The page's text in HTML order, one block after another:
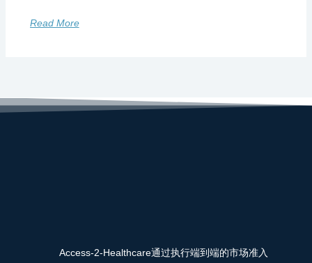
Read More
Access-2-Healthcare通过执行端到端的市场准入